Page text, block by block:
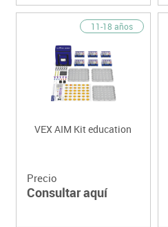
11-18 años
VEX AIM Kit education
Precio
Consultar aquí